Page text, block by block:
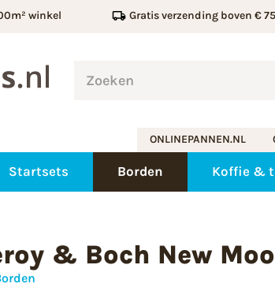
winkel Gratis verzending boven €
ONLINEPANNEN.NL
Startsets Borden Koffie &
& Boch New